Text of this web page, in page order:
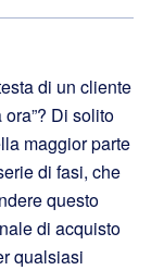
di un cliente
Di solito
maggior parte
di fasi, che
questo
di acquisto
qualsiasi